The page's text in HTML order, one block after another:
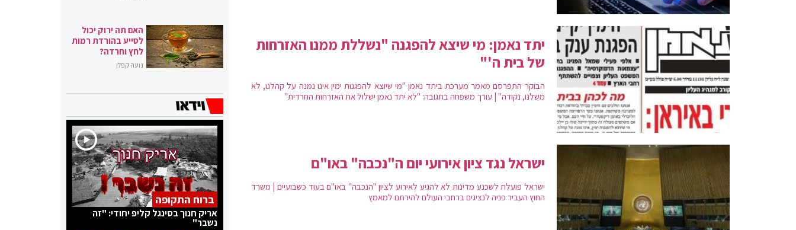
יתד נאמן: מי שיצא להפגנה "נשללת ממנו האזרחות
של בית ה'"
הבוקר התפרסם מאמר מערכת ביתד נאמן "מי שיוצא להפגנות ימין אינו נמנה על קהלנו, לא
משלנו, נקודה" | עורך משפחה בתגובה: "לא יתד נאמן ישלול את האזרחות החרדית"
ישראל נגד ציון אירועי יום ה"נכבה" באו"ם
ישראל פועלת לשכנע מדינות לא להגיע לאירוע לציון "הנכבה" באו"ם בעוד כשבועיים | משרד
החוץ העביר פניה לנציגים ברחבי העולם להירתם למאמץ
האם תה ירוק יכול
לסייע בהורדת רמות
לחץ וחרדה?
נועה קפלן
ברוח התקופה
אריק חנוך בסינגל קליפ יחודי: "זה
נשבר"